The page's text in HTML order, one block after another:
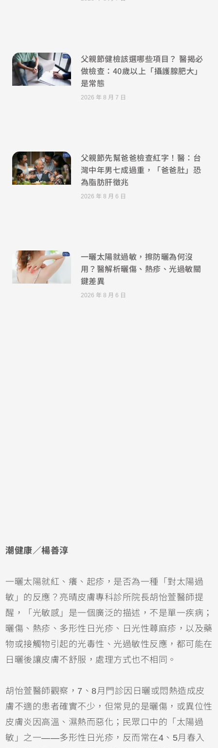
父親節健檢該選哪些項目？ 醫揭必
做檢查：40歲以上「攝護腺肥大」
是常態
2026 年 8 月 7 日
父親節先幫爸爸檢查紅字！醫：台
灣中年男七成過重，「爸爸肚」恐
為脂肪肝徵兆
2026 年 8 月 6 日
一曬太陽就過敏，擦防曬為何沒
用？醫解析曬傷、熱疹、光過敏關
鍵差異
2026 年 8 月 6 日
潮健康／楊善淳
一曬太陽就紅、癢、起疹，是否為一種「對太陽過
敏」的反應？亮晴皮膚專科診所院長胡怡萱醫師提
醒，「光敏感」是一個廣泛的描述，不是單一疾病；
曬傷 、熱疹、多形性日光疹、日光性蕁麻疹 ，以及藥
物或接觸物引起的光毒性、光過敏性反應，都可能在
日曬後讓皮膚不舒服，處理方式也不相同。
胡怡萱醫師觀察，7、8月門診因日曬或悶熱造成皮
膚不適的患者確實不少，但常見的是曬傷，或異位性
皮膚炎 因高溫、濕熱而惡化；民眾口中的「太陽過
敏」之一——多形性日光疹，反而常在4、5月春入